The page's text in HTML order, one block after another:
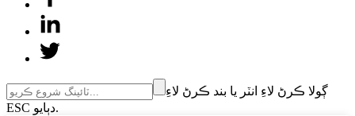
ڳولا ڪرڻ لاءِ انٽر يا بند ڪرڻ لاءِ
ESC دٻايو.